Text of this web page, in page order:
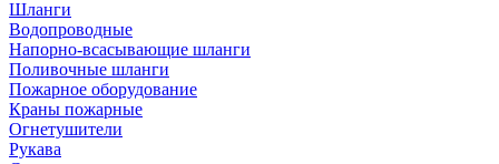
Шланги
Водопроводные
Напорно-всасывающие шланги
Поливочные шланги
Пожарное оборудование
Краны пожарные
Огнетушители
Рукава